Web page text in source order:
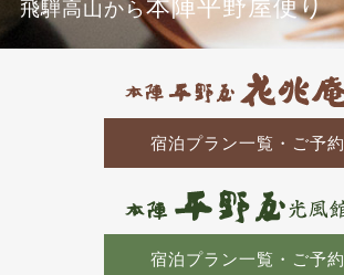
飛騨高山から本陣平野屋便り
宿泊プラン一覧・ご予約
宿泊プラン一覧・ご予約